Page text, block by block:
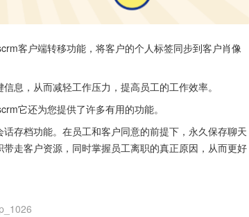
客户端转移功能，将客户的个人标签同步到客户肖像
息，从而减轻工作压力，提高员工的工作效率。
它还为您提供了许多有用的功能。
存档功能。在员工和客户同意的前提下，永久保存聊天
走客户资源，同时掌握员工离职的真正原因，从而更好